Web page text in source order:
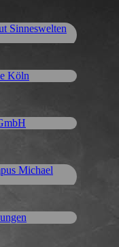
Sinneswelten
Köln
Michael